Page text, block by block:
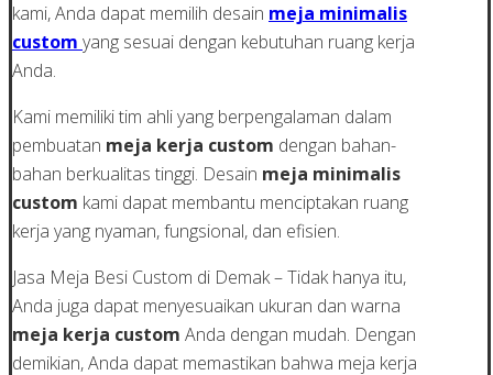
kami, Anda dapat memilih desain meja minimalis
custom yang sesuai dengan kebutuhan ruang kerja
Anda.
Kami memiliki tim ahli yang berpengalaman dalam
pembuatan meja kerja custom dengan bahan-
bahan berkualitas tinggi. Desain meja minimalis
custom kami dapat membantu menciptakan ruang
kerja yang nyaman, fungsional, dan efisien.
Jasa Meja Besi Custom di Demak – Tidak hanya itu,
Anda juga dapat menyesuaikan ukuran dan warna
meja kerja custom Anda dengan mudah. Dengan
demikian, Anda dapat memastikan bahwa meja kerja